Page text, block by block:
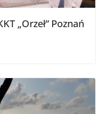
„Orzeł” Poznań